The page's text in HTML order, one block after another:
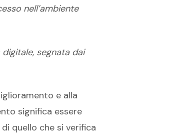
nell’ambiente
segnata dai
e alla
significa essere
quello che si verifica